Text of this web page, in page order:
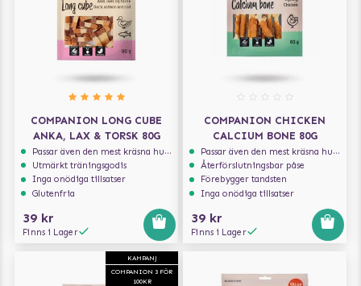
COMPANION LONG CUBE
ANKA, LAX & TORSK 80G
Passar även den mest kräsna hunden
Utmärkt träningsgodis
Inga onödiga tillsatser
Glutenfria
39 kr
Finns i Lager
COMPANION CHICKEN
CALCIUM BONE 80G
Passar även den mest kräsna hunden
Återförslutningsbar påse
Förebygger tandsten
Inga onödiga tillsatser
39 kr
Finns i Lager
KAMPANJ
COMPANION 3 FÖR
100KR